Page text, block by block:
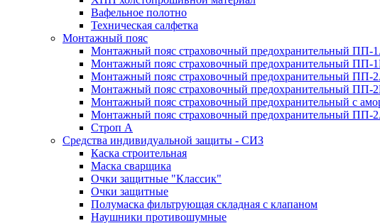
Вафельное полотно
Техническая салфетка
Монтажный пояс
Монтажный пояс страховочный предохранительный ПП-
Монтажный пояс страховочный предохранительный ПП-
Монтажный пояс страховочный предохранительный ПП-
Монтажный пояс страховочный предохранительный ПП-
Монтажный пояс страховочный предохранительный с
Монтажный пояс страховочный предохранительный ПП-
Строп А
Средства индивидуальной защиты - СИЗ
Каска строительная
Маска сварщика
Очки защитные "Классик"
Очки защитные
Полумаска фильтрующая складная с клапаном
Наушники противошумные